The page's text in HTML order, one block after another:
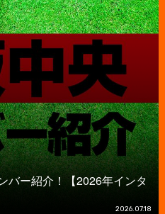
バー紹介！【2026年インタ
2026.07.18